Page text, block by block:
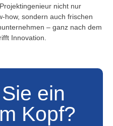
nicht nur
how, sondern auch frischen
– ganz nach dem
Innovation.
ein
Kopf?